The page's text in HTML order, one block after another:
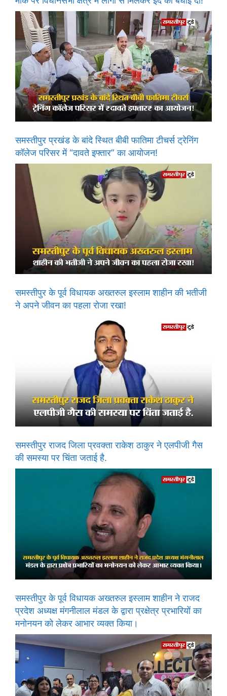
समस्तीपुर प्रखंड के बांदे स्थित बीबी फातिमा टीचर्स ट्रेनिंग
कॉलेज परिसर में “दावते इफ्तार” का आयोजन!
समस्तीपुर के पूर्व विधायक अख्तरुल इस्लाम शाहीन की भतीजी
ने अपने जीवन का पहला रोजा रखा!
समस्तीपुर राजद जिला प्रवक्ता राकेश ठाकुर ने एलपीजी गैस
की समस्या पर चिंता जताई है.
समस्तीपुर के पूर्व विधायक अख्तरुल इस्लाम शाहीन ने राजद
प्रदेश अध्यक्ष मंगनीलाल मंडल के द्वारा प्रक्षेत्र प्रभारियों का
मनोनयन को लेकर आभार व्यक्त किया।